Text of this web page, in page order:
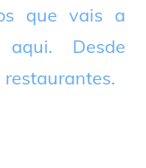
que vais a
Desde
restaurantes.